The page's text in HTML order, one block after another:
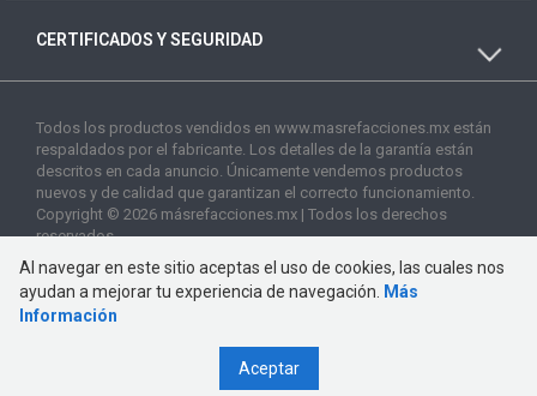
CERTIFICADOS Y SEGURIDAD
Todos los productos vendidos en www.masrefacciones.mx están
respaldados por el fabricante. Los detalles de la garantía están
descritos en cada anuncio. Únicamente vendemos productos
nuevos y de calidad que garantizan el correcto funcionamiento.
Copyright © 2026 másrefacciones.mx | Todos los derechos
reservados
Al navegar en este sitio aceptas el uso de cookies, las cuales nos
ayudan a mejorar tu experiencia de navegación.
Más
Información
Aceptar